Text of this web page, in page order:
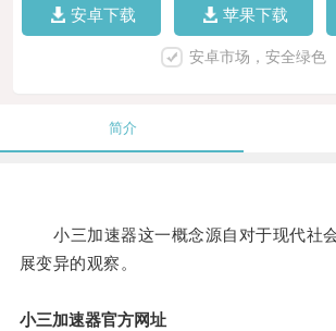
安卓下载 苹果下载
安卓市场，安全绿色
简介
小三加速器这一概念源自对于现代社
展变异的观察。
小三加速器官方网址